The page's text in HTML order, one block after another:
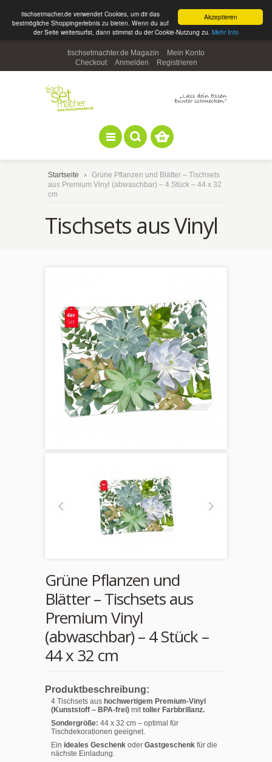
Akzeptieren
tischsetmacher.de verwendet Cookies, um dir das
bestmögliche Shoppingerlebnis zu bieten. Wenn du auf
der Seite weitersurfst, dann stimmst du der Cookie-Nutzung zu. Mehr Info
tischsetmachter.de Magazin
Mein Konto
Checkout
Anmelden Registrieren
Startseite
Grüne Pflanzen und Blätter – Tischsets
aus Premium Vinyl (abwaschbar) – 4 Stück – 44 x 32
cm
Tischsets aus Vinyl
Grüne Pflanzen und
Blätter – Tischsets aus
Premium Vinyl
(abwaschbar) – 4 Stück –
44 x 32 cm
Produktbeschreibung:
4 Tischsets aus hochwertigem Premium-Vinyl
(Kunststoff – BPA-frei) mittoller Farbbrillanz.
Sondergröße: 44 x 32 cm – optimal für
Tischdekorationen geeignet.
Ein ideales Geschenk oder Gastgeschenk für die
nächste Einladung.